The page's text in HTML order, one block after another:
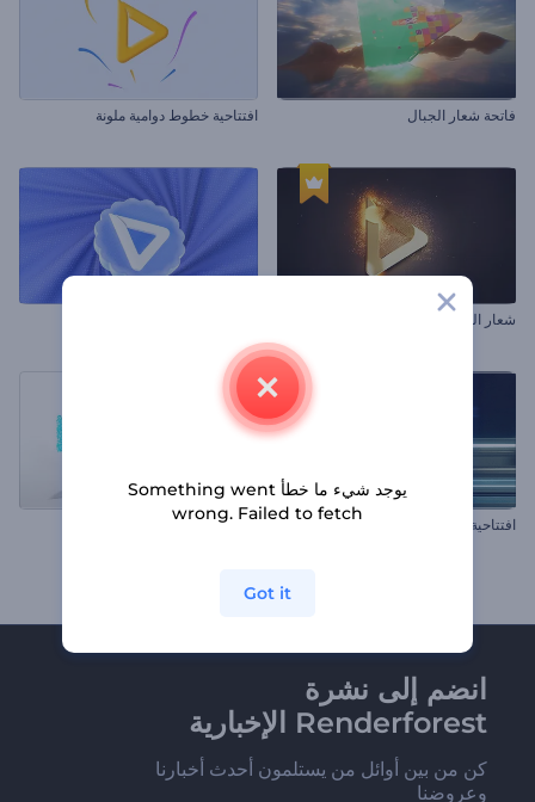
فاتحة شعار الجبال افتتاحية خطوط دوامية ملونة
شعار اللحام الملهم
افتتاحية آثار السيارة المسرعة شعار الجسيم البسيط الملهم
انضم إلى نشرة
Renderforest الإخبارية
كن من بين أوائل من يستلمون أحدث أخبارنا
وعروضنا
يوجد شيء ما خطأ Something went
wrong. Failed to fetch
Got it